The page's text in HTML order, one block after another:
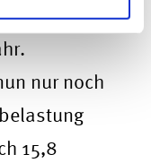
40.000 Euro
nur noch
15,8